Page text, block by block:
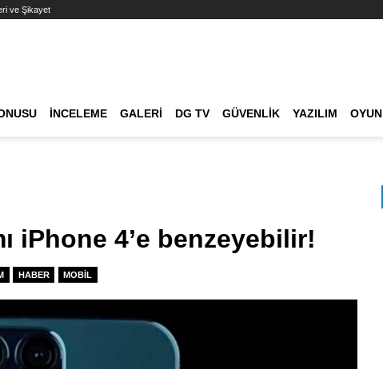
ve Şikayet
İNCELEME GALERI DG TV GÜVENLIK YAZILIM OYUN
iPhone 4’e benzeyebilir!
HABER MOBIL